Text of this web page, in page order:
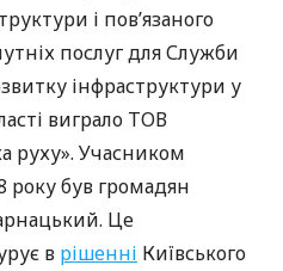
і пов’язаного
послуг для Служби
інфраструктури у
виграло ТОВ
руху». Учасником
року був громадян
Це
в рішенні Київського